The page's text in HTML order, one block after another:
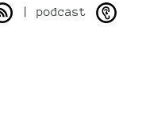
| podcast